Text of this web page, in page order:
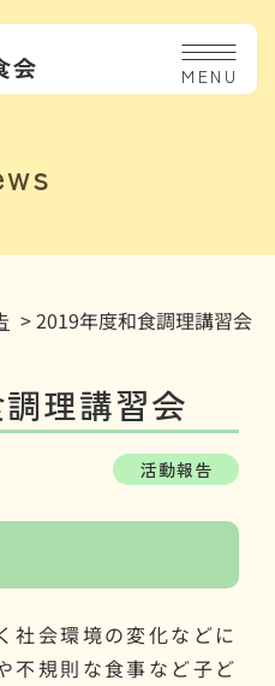
MENU
> 2019年度和食調理講習会
理講習会
活動報告
社会環境の変化などに
不規則な食事など子ど